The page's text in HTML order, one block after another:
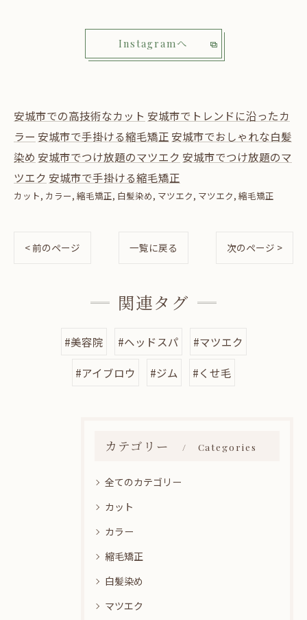
Instagramへ
安城市での高技術なカット 安城市でトレンドに沿ったカ
ラー 安城市で手掛ける縮毛矯正 安城市でおしゃれな白髪
染め 安城市でつけ放題のマツエク 安城市でつけ放題のマ
ツエク 安城市で手掛ける縮毛矯正
カット カラー 縮毛矯正 白髪染め マツエク マツエク 縮毛矯正
< 前のページ 一覧に戻る 次のページ >
関連タグ
#美容院 #ヘッドスパ #マツエク
#アイブロウ #ジム #くせ毛
カテゴリー Categories
全てのカテゴリー
カット
カラー
縮毛矯正
白髪染め
マツエク